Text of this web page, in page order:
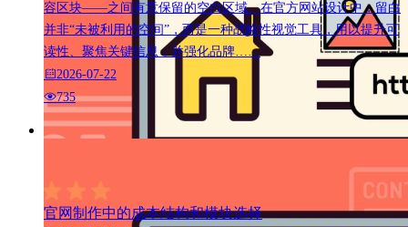
容区块——之间有意保留的空白区域。在官方网站设计中，留白
并非“未被利用的空间”，而是一种战略性视觉工具，用以提升可
读性、聚焦关键信息，并强化品牌……
2026-07-22
735
官网制作中的成本结构和模块选择